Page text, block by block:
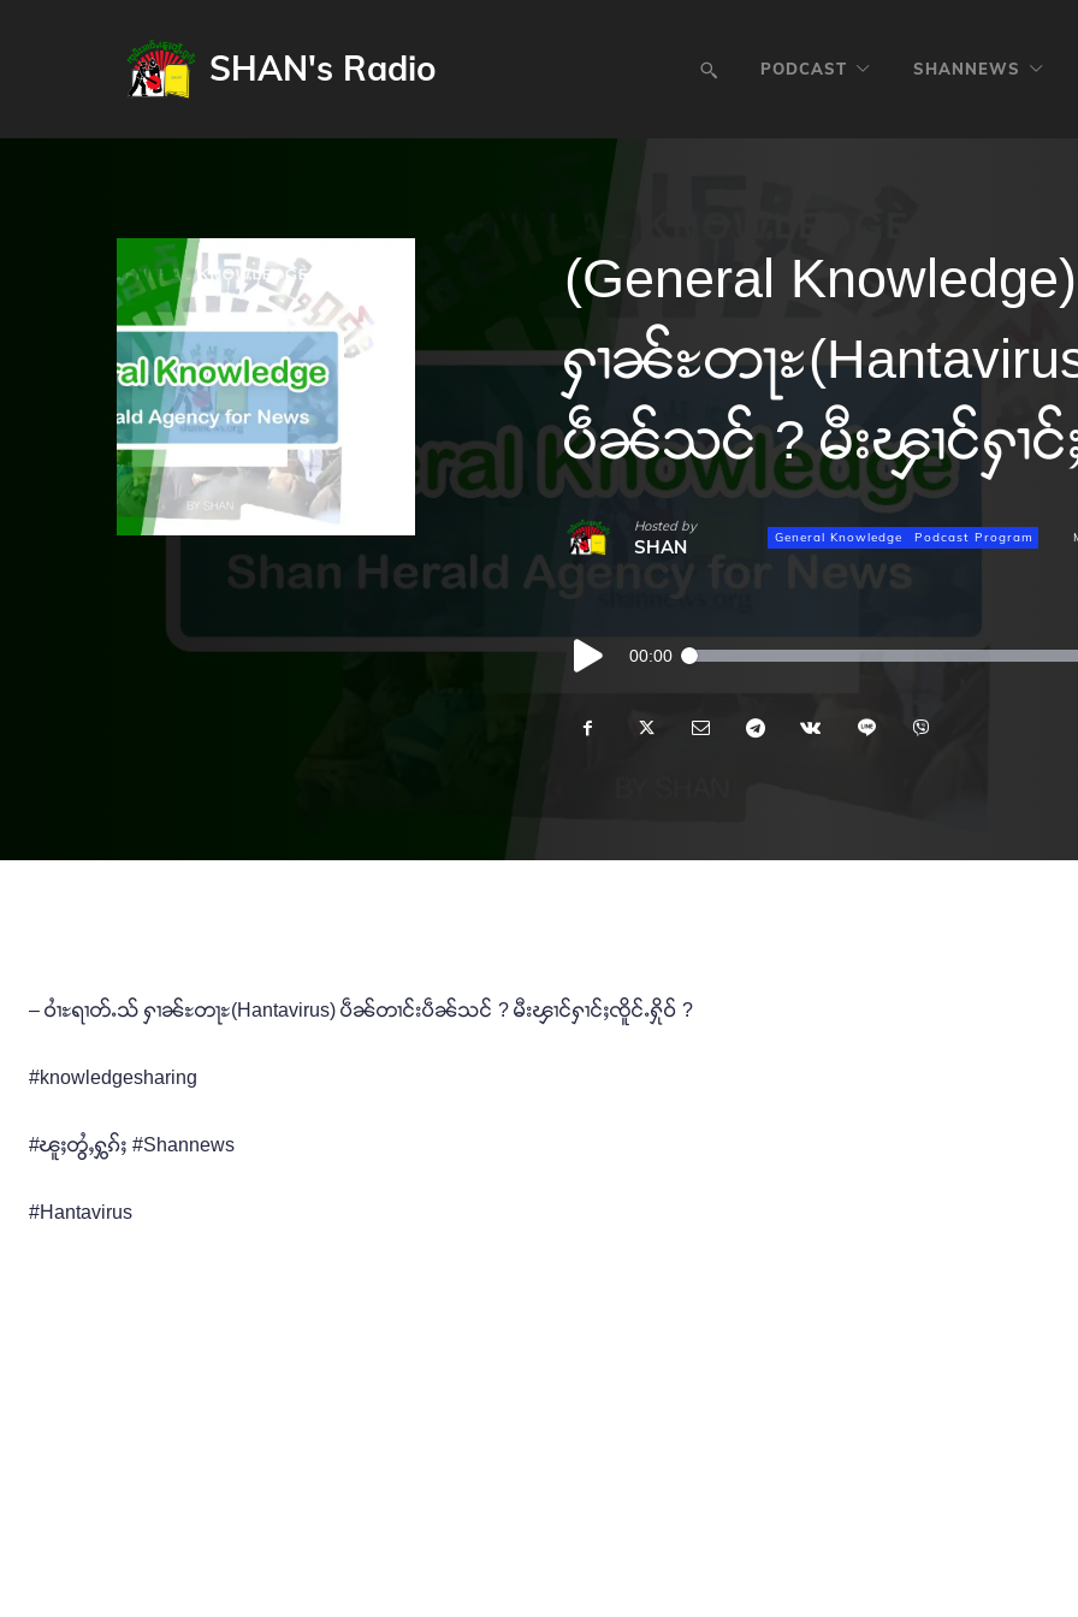
SHAN's Radio PODCAST SHANNEWS
(General
ႁၢၼ်ႊတႃႊ
ပဵၼ်သင် ? မီးၾၢင်ႁၢင်
Hosted by
SHAN General Knowledge Podcast Program
Audio
Player
00:00
– ဝၢႆႊရၢတ်ႉသ် ႁၢၼ်ႊတႃႊ(Hantavirus) ပဵၼ်တၢင်းပဵၼ်သင် ? မီးၾၢင်ႁၢင်ႈၸိူင်ႉႁိုဝ် ?
#knowledgesharing
#ၽူႈတွႆႇႁွၵ်ႈ #Shannews
#Hantavirus